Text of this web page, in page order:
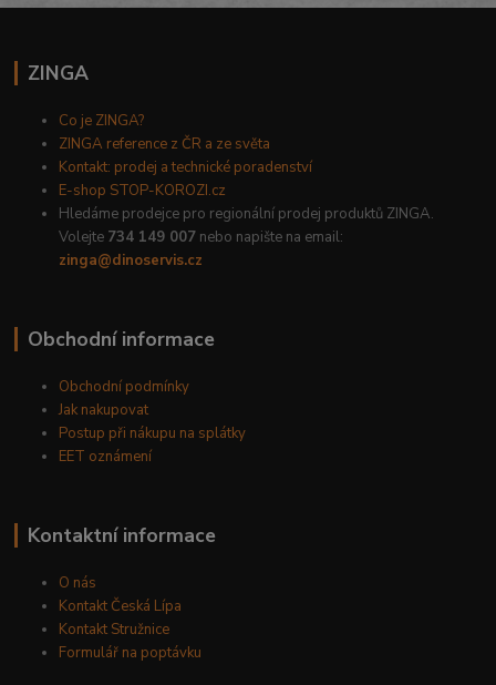
ZINGA
Co je ZINGA?
ZINGA reference z ČR a ze světa
Kontakt: prodej a technické poradenství
E-shop STOP-KOROZI.cz
Hledáme prodejce pro regionální prodej produktů ZINGA.
Volejte 734 149 007 nebo napište na email:
zinga@dinoservis.cz
Obchodní informace
Obchodní podmínky
Jak nakupovat
Postup při nákupu na splátky
EET oznámení
Kontaktní informace
O nás
Kontakt Česká Lípa
Kontakt Stružnice
Formulář na poptávku